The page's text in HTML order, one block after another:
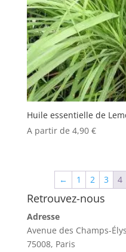
Huile essentielle de
A partir de 4,90 €
← 1 2 3 4
Retrouvez-nous
Adresse
Avenue des Champs-
75008, Paris